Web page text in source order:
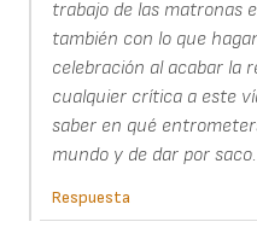
trabajo de las matronas
también con lo que
celebración al acabar la
cualquier crítica a este
saber en qué
mundo y de dar por saco.
Respuesta